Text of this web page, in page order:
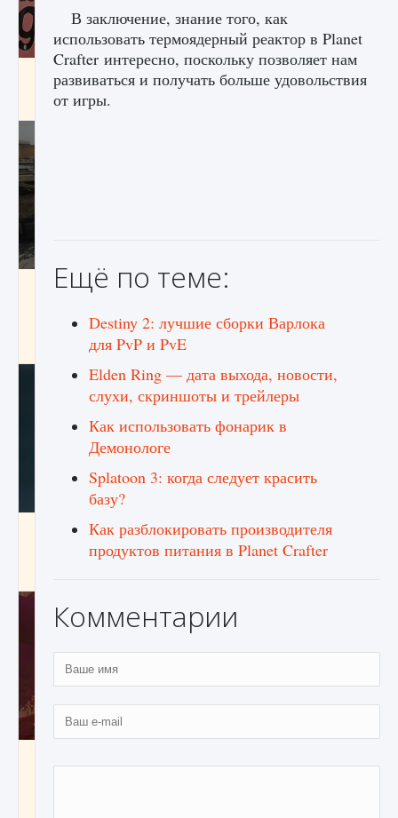
Входят ли «Милан» и «Интер» в EA FC 25
9 августа 2024
Как исправить текстовую ошибку
Force Hawk Ops
9 августа 2024
Как проверить статус сервера Delta Force
Hawk Ops
игре Creatures of Ava
В заключение, знание того, как
использовать термоядерный реактор в Planet
Crafter интересно, поскольку позволяет нам
развиваться и получать больше удовольствия
от игры.
Ещё по теме:
Destiny 2: лучшие сборки Варлока
для PvP и PvE
Elden Ring — дата выхода, новости,
слухи, скриншоты и трейлеры
Как использовать фонарик в
Демонологе
Splatoon 3: когда следует красить
базу?
Как разблокировать производителя
продуктов питания в Planet Crafter
Комментарии